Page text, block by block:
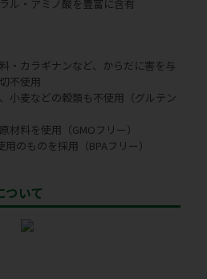
ル・アミノ酸を豊富に含有
・カラギナンなど、からだに害を与
不使用
小麦などの穀類も不使用（グルテン
料を使用（GMOフリー）
のものを採用（BPAフリー）
いて